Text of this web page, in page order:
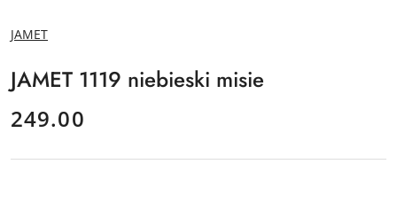
NAZWA
PRODUCENTA:
JAMET
JAMET 1119 niebieski misie
cena:
249.00